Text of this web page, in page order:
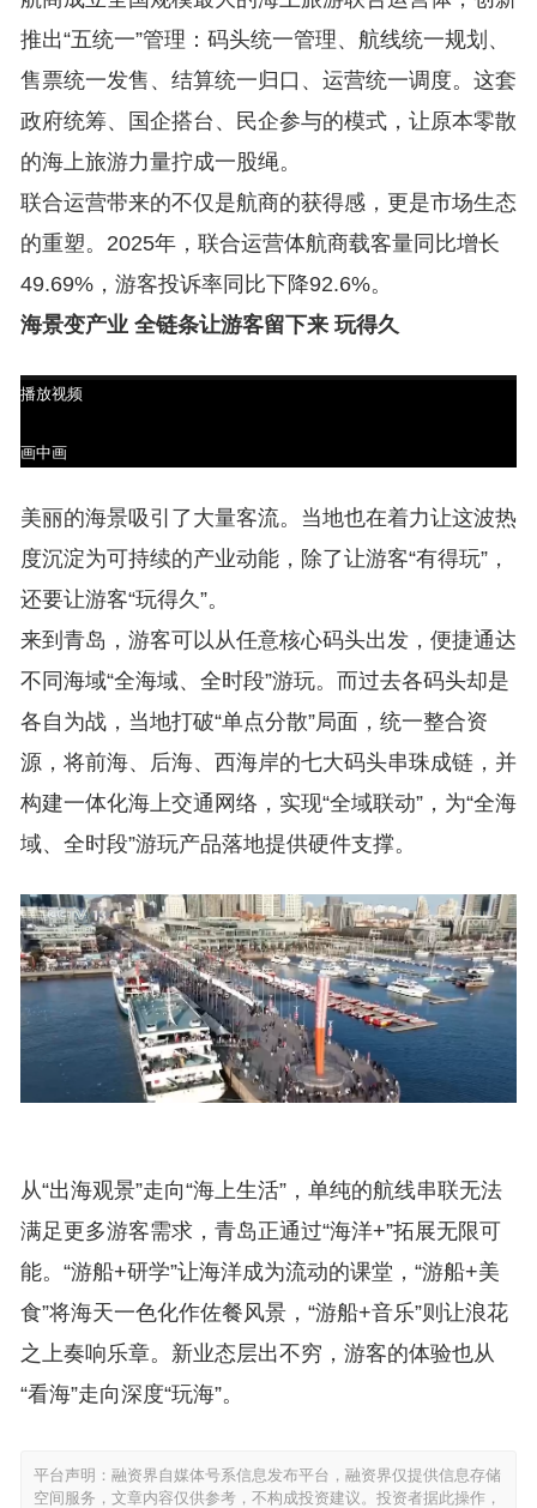
推出“五统一”管理：码头统一管理、航线统一规划、
售票统一发售、结算统一归口、运营统一调度。这套
政府统筹、国企搭台、民企参与的模式，让原本零散
的海上旅游力量拧成一股绳。
联合运营带来的不仅是航商的获得感，更是市场生态
的重塑。2025年，联合运营体航商载客量同比增长
49.69%，游客投诉率同比下降92.6%。
海景变产业 全链条让游客留下来 玩得久
播放视频
画中画
美丽的海景吸引了大量客流。当地也在着力让这波热
度沉淀为可持续的产业动能，除了让游客“有得玩”，
还要让游客“玩得久”。
来到青岛，游客可以从任意核心码头出发，便捷通达
不同海域“全海域、全时段”游玩。而过去各码头却是
各自为战，当地打破“单点分散”局面，统一整合资
源，将前海、后海、西海岸的七大码头串珠成链，并
构建一体化海上交通网络，实现“全域联动”，为“全海
域、全时段”游玩产品落地提供硬件支撑。
从“出海观景”走向“海上生活”，单纯的航线串联无法
满足更多游客需求，青岛正通过“海洋+”拓展无限可
能。“游船+研学”让海洋成为流动的课堂，“游船+美
食”将海天一色化作佐餐风景，“游船+音乐”则让浪花
之上奏响乐章。新业态层出不穷，游客的体验也从
“看海”走向深度“玩海”。
平台声明：融资界自媒体号系信息发布平台，融资界仅提供信息存储
空间服务，文章内容仅供参考，不构成投资建议。投资者据此操作，